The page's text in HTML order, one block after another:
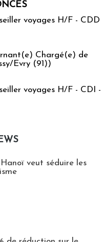
voyages H/F - CDD
Chargé(e) de
Evry (91))
voyages H/F - CDI -
veut séduire les